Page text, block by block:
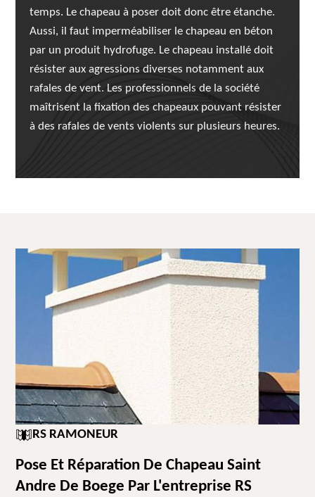
temps. Le chapeau à poser doit donc être étanche.
Aussi, il faut imperméabiliser le chapeau en béton
par un produit hydrofuge. Le chapeau installé doit
résister aux agressions diverses notamment aux
rafales de vent. Les professionnels de la société
maîtrisent la fixation des chapeaux pouvant résister
à des rafales de vents violents sur plusieurs heures.
RS RAMONEUR
Pose Et Réparation De Chapeau Saint
Andre De Boege Par L'entreprise RS